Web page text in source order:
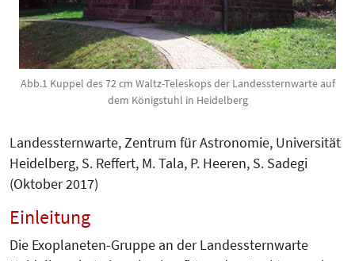
Abb.1 Kuppel des 72 cm Waltz-Teleskops der Landessternwarte auf
dem Königstuhl in Heidelberg
Landessternwarte, Zentrum für Astro­nomie, Universität
Heidelberg, S. Reffert, M. Tala, P. Heeren, S. Sadegi
(Okto­ber 2017)
Einleitung
Die Exoplaneten-Gruppe an der Lan­des­sternwarte